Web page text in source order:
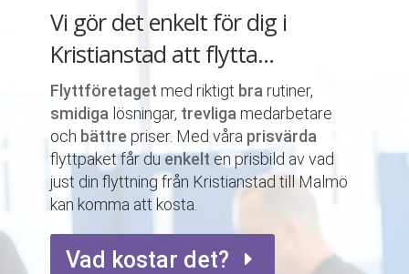
Vi gör det enkelt för dig i
Kristianstad att flytta…
Flyttföretaget med riktigt bra rutiner,
smidiga lösningar, trevliga medarbetare
och bättrepriser. Med våra prisvärda
flyttpaket får duenkelt en prisbild av vad
just din flyttning från Kristianstad till Malmö
kan komma att kosta.
Vad kostar det?